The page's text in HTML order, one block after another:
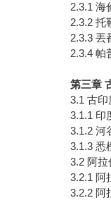
2.3.1 海
2.3.2 托
2.3.3 丟
2.3.4 帕
第三章
3.1 古印
3.1.1 印
3.1.2 河
3.1.3 悉
3.2 阿拉
3.2.1 阿
3.2.2 阿